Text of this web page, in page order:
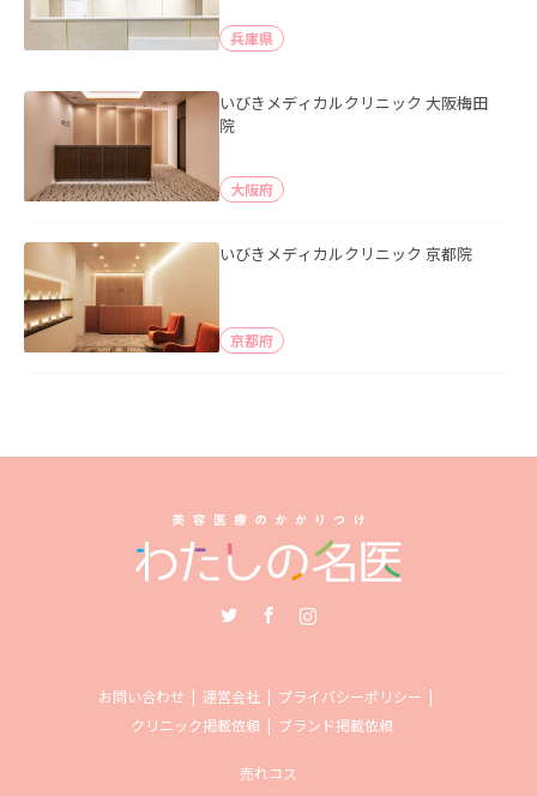
兵庫県
いびきメディカルクリニック 大阪梅田
院
大阪府
いびきメディカルクリニック 京都院
京都府
お問い合わせ 運営会社
プライバシーポリシー
クリニック掲載依頼
ブランド掲載依頼
売れコス